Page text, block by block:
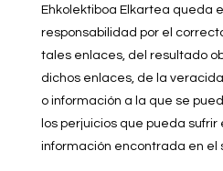
Ehkolektiboa Elkartea queda
responsabilidad por el
tales enlaces, del resultado
dichos enlaces, de la
o información a la que se
los perjuicios que pueda
información encontrada en el